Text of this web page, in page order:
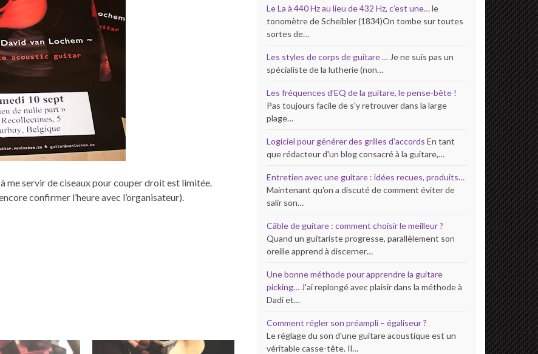
me servir de ciseaux pour couper droit est limitée.
confirmer l’heure avec l’organisateur).
Le La à 440 Hz au lieu de 432 Hz, c’est une…le
tonomètre de Scheibler (1834)On tombe sur toutes
sortes de…
Les styles de corps de guitare … Je ne suis pas un
spécialiste de la lutherie (non…
Les fréquences d’EQ de la guitare, le pense-bête !
Pas toujours facile de s'y retrouver dans la large
plage…
Logiciel pour générer des grilles d’accords En tant
que rédacteur d'un blog consacré à la guitare,…
Entretien avec une guitare : idées recues, produits…
Maintenant qu'on a discuté de comment éviter de
salir son…
Câble de guitare : comment choisir le meilleur ?
Quand un guitariste progresse, parallèlement son
oreille apprend à discerner…
Une bonne méthode pour apprendre la guitare
picking… J'ai replongé avec plaisir dans la méthode à
Dadi et…
Comment régler son préampli – égaliseur ?
Le réglage du son d'une guitare acoustique est un
véritable casse-tête. Il…